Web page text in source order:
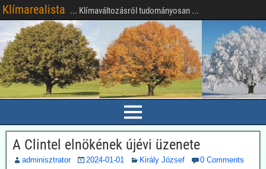
Klímarealista ... Klímaváltozásról tudományosan ...
A Clintel elnökének újévi üzenete
adminisztrator 2024-01-01 Király József 0 Comments